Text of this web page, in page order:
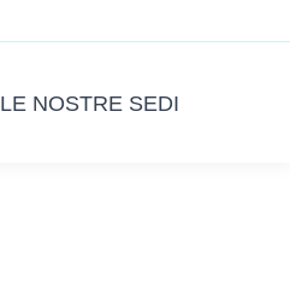
LE NOSTRE SEDI